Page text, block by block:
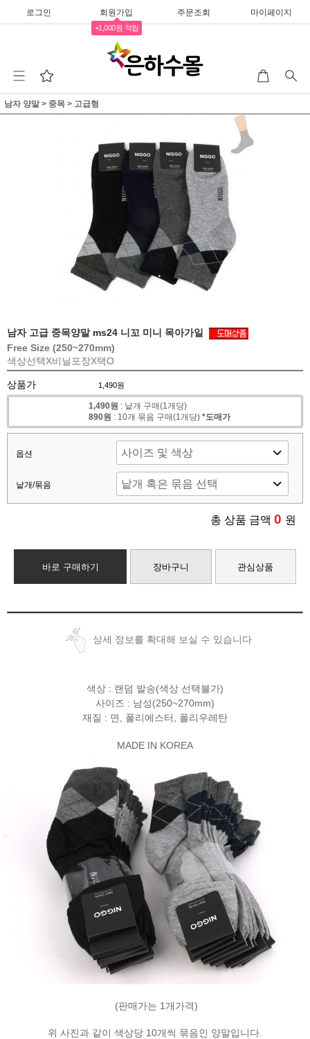
로그인 회원가입
+1,000원 적립
주문조회 마이페이지
남자 양말 > 중목 > 고급형
남자 고급 중목양말 ms24 니꼬 미니 목아가일
Free Size (250~270mm)
색상선택X비닐포장X택O
상품가 1,490원
1,490원 : 낱개 구매(1개당)
890원 : 10개 묶음 구매(1개당) *도매가
옵션
낱개/묶음
총 상품 금액 0 원
바로 구매하기 장바구니 관심상품
상세 정보를 확대해 보실 수 있습니다
색상 : 랜덤 발송(색상 선택불가)
사이즈 : 남성(250~270mm)
재질 : 면, 폴리에스터, 폴리우레탄
MADE IN KOREA
(판매가는 1개가격)
위 사진과 같이 색상당 10개씩 묶음인 양말입니다.